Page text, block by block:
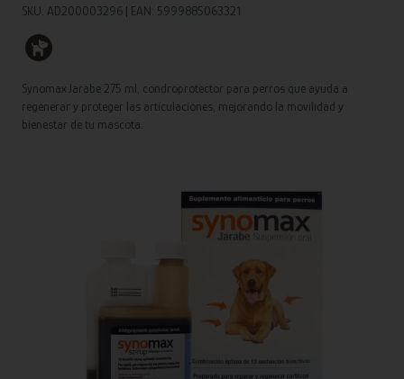
SKU: AD200003296 | EAN: 5999885063321
Synomax Jarabe 275 ml, condroprotector para perros que ayuda a
regenerar y proteger las articulaciones, mejorando la movilidad y
bienestar de tu mascota.